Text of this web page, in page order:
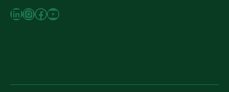
LinkedIn
Instagram
Facebook
YouTube